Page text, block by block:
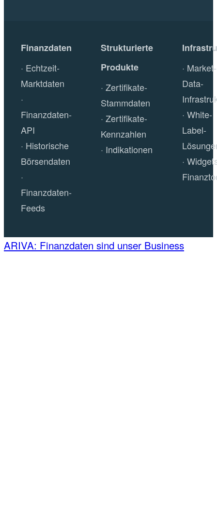
Finanzdaten
Echtzeit-
Marktdaten
Finanzdaten-
API
Historische
Börsendaten
Finanzdaten-
Feeds
Strukturierte
Produkte
Zertifikate-
Stammdaten
Zertifikate-
Kennzahlen
Indikationen
Market-
Data-
White-
Label-
ARIVA: Finanzdaten sind unser Business